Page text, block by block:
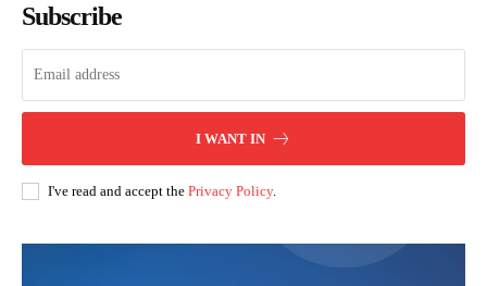
Subscribe
I WANT IN
I've read and accept the Privacy Policy.